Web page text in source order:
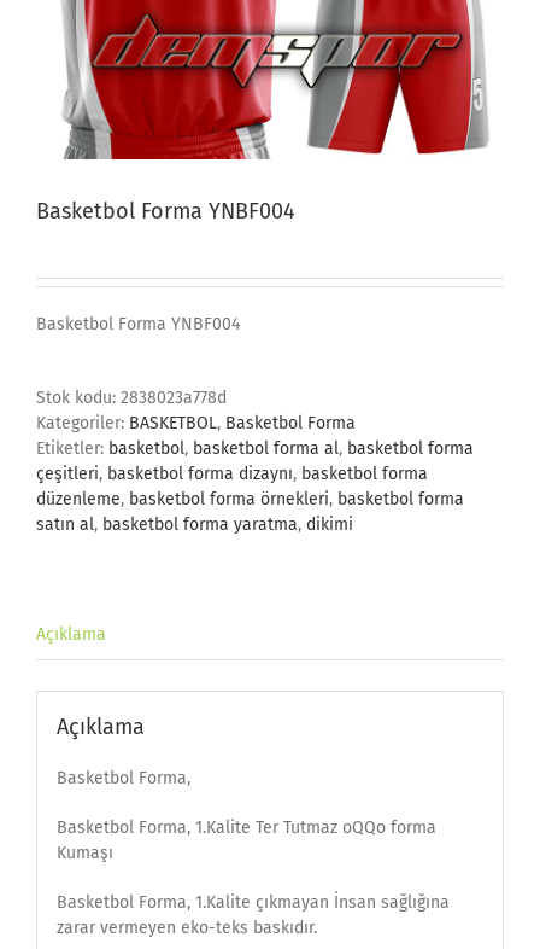
Basketbol Forma YNBF004
Basketbol Forma YNBF004
Stok kodu: 2838023a778d
Kategoriler: BASKETBOL, Basketbol Forma
Etiketler: basketbol, basketbol forma al, basketbol forma
çeşitleri, basketbol forma dizaynı, basketbol forma
düzenleme, basketbol forma örnekleri, basketbol forma
satın al, basketbol forma yaratma, dikimi
Açıklama
Açıklama
Basketbol Forma,
Basketbol Forma, 1.Kalite Ter Tutmaz oQQo forma
Kumaşı
Basketbol Forma, 1.Kalite çıkmayan İnsan sağlığına
zarar vermeyen eko-teks baskıdır.